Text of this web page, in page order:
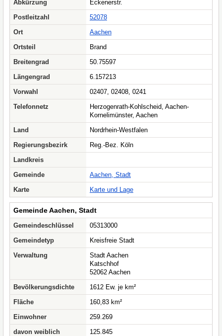
Abkürzung
Eckenerstr.
Postleitzahl
52078
Ort
Aachen
Ortsteil
Brand
Breitengrad
50.75597
Längengrad
6.157213
Vorwahl
02407, 02408, 0241
Telefonnetz
Herzogenrath-Kohlscheid, Aachen-
Kornelimünster, Aachen
Land
Nordrhein-Westfalen
Regierungsbezirk
Reg.-Bez. Köln
Landkreis
Gemeinde
Aachen, Stadt
Karte
Karte und Lage
Gemeinde Aachen, Stadt
Gemeindeschlüssel
05313000
Gemeindetyp
Kreisfreie Stadt
Verwaltung
Stadt Aachen
Katschhof
52062 Aachen
Bevölkerungsdichte
1612 Ew. je km²
Fläche
160,83 km²
Einwohner
259.269
davon weiblich
125.845